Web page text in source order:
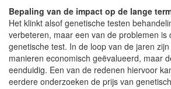
Bepaling van de impact op de lange
Het klinkt alsof genetische testen
verbeteren, maar een van de problemen is
genetische test. In de loop van de jaren
manieren economisch geëvalueerd, maar
eenduidig. Een van de redenen hiervoor
eerdere onderzoeken de prijs van